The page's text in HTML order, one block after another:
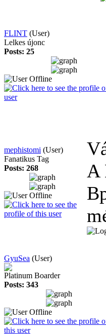
FLINT (User)
Lelkes újonc
Posts: 25
mephistomi (User)
Fanatikus Tag
Posts: 268
A
GyuSea (User)
Platinum Boarder
Posts: 343